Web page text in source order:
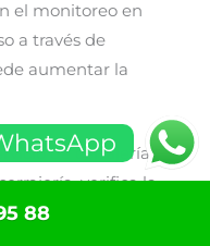
el monitoreo en
a través de
aumentar la
de cerrajería?
verifica la
asegúrate de
88